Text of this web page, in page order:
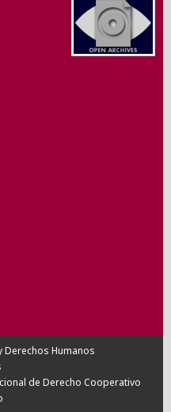
Derechos Humanos
de Derecho Cooperativo